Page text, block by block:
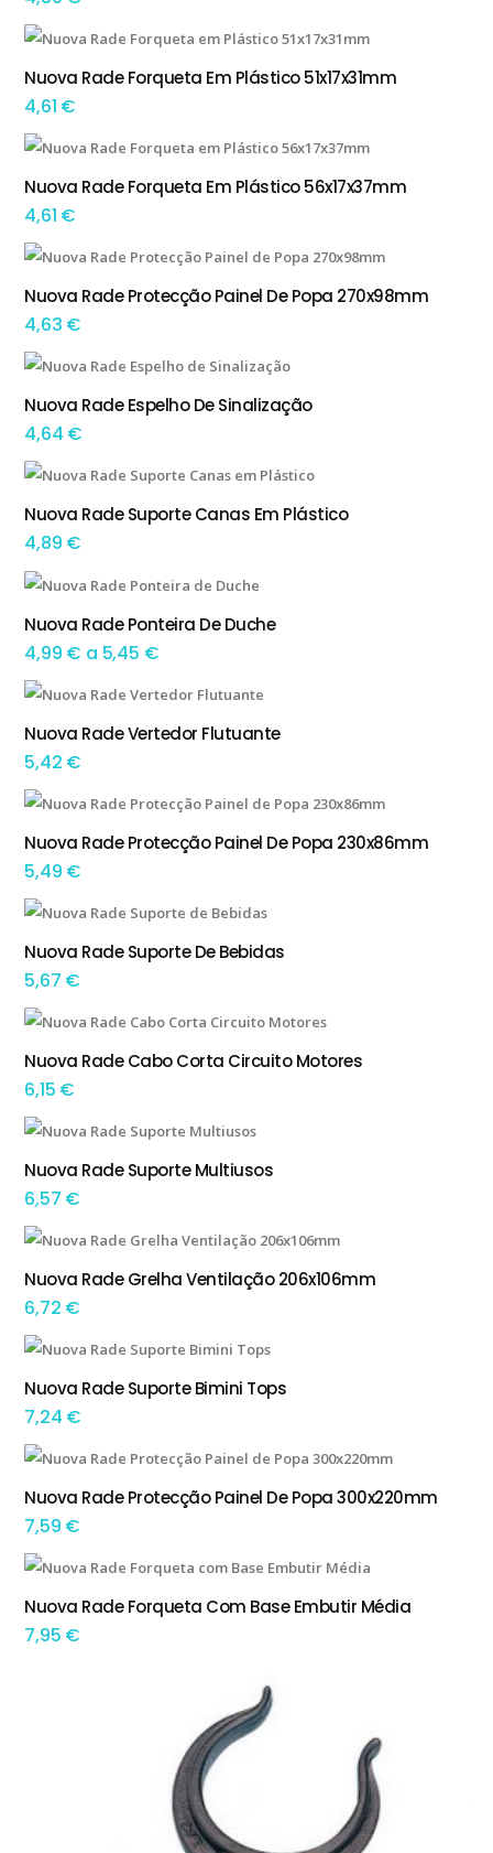
ADICIONAR
Nuova Rade Forqueta Em Plástico 51x17x31mm
4,61 €
ADICIONAR
Nuova Rade Forqueta Em Plástico 56x17x37mm
4,61 €
TEM OPÇÕES
Nuova Rade Protecção Painel De Popa 270x98mm
4,63 €
ADICIONAR
Nuova Rade Espelho De Sinalização
4,64 €
TEM OPÇÕES
Nuova Rade Suporte Canas Em Plástico
4,89 €
TEM OPÇÕES
Nuova Rade Ponteira De Duche
4,99 € a 5,45 €Preço
range:
4,99 €
5,45 €
ADICIONAR
Nuova Rade Vertedor Flutuante
5,42 €
TEM OPÇÕES
Nuova Rade Protecção Painel De Popa 230x86mm
5,49 €
TEM OPÇÕES
Nuova Rade Suporte De Bebidas
5,67 €
TEM OPÇÕES
Nuova Rade Cabo Corta Circuito Motores
6,15 €
ADICIONAR
Nuova Rade Suporte Multiusos
6,57 €
ADICIONAR
Nuova Rade Grelha Ventilação 206x106mm
6,72 €
TEM OPÇÕES
Nuova Rade Suporte Bimini Tops
7,24 €
TEM OPÇÕES
Nuova Rade Protecção Painel De Popa 300x220mm
7,59 €
ADICIONAR
Nuova Rade Forqueta Com Base Embutir Média
7,95 €